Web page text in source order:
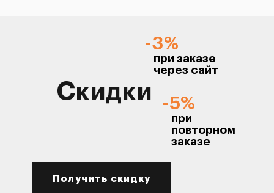
Скидки
-3%
при заказе
через сайт
-5%
при
повторном
заказе
Получить скидку